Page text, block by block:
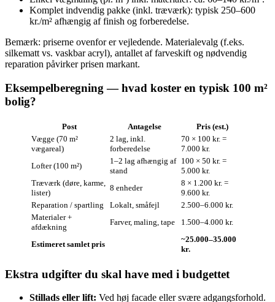
Komplet indvendig pakke (inkl. træværk): typisk 250–600
kr./m² afhængig af finish og forberedelse.
Bemærk: priserne ovenfor er vejledende. Materialevalg (f.eks.
silkematt vs. vaskbar acryl), antallet af farveskift og nødvendig
reparation påvirker prisen markant.
Eksempelberegning — hvad koster en typisk 100 m²
bolig?
Post Antagelse
Pris (est.)
Vægge (70 m²
vægareal)
2 lag, inkl.
forberedelse
70 × 100 kr. =
7.000 kr.
Lofter (100 m²)
1–2 lag afhængig af
stand
100 × 50 kr. =
5.000 kr.
Træværk (døre, karme,
lister)
8 enheder
8 × 1.200 kr. =
9.600 kr.
Reparation / spartling
Lokalt, småfejl
2.500–6.000 kr.
Materialer +
afdækning
Farver, maling, tape 1.500–4.000 kr.
Estimeret samlet pris
~25.000–35.000
kr.
Ekstra udgifter du skal have med i budgettet
Stillads eller lift: Ved høj facade eller svære adgangsforhold.